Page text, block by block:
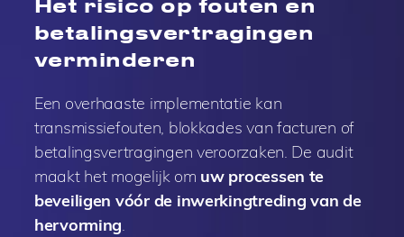
Het risico op fouten en
betalingsvertragingen
verminderen
Een overhaaste implementatie kan
transmissiefouten, blokkades van facturen of
betalingsvertragingen veroorzaken. De audit
maakt het mogelijk om uw processen te
beveiligen vóór de inwerkingtreding van de
hervorming.